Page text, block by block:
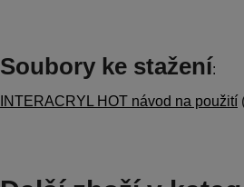
Soubory ke stažení:
INTERACRYL HOT návod na použití